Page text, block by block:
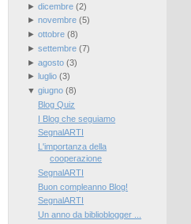
► dicembre(2)
► novembre(5)
► ottobre(8)
► settembre(7)
► agosto(3)
► luglio(3)
▼ giugno(8)
Blog Quiz
I Blog che seguiamo
SegnalARTI
L'importanza della
cooperazione
SegnalARTI
Buon compleanno Blog!
SegnalARTI
Un anno da biblioblogger ...